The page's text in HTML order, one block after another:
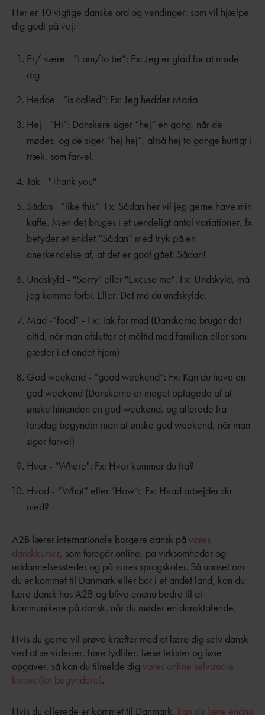
Her er 10 vigtige danske ord og vendinger, som vil hjælpe
dig godt på vej:
Er/ være - “I am/to be”: Fx: Jeg er glad for at møde
dig
Hedde - “is called”: Fx: Jeg hedder Maria
Hej - “Hi”: Danskere siger “hej” en gang, når de
mødes, og de siger “hej hej”, altså hej to gange hurtigt i
træk, som farvel.
Tak - "Thank you"
Sådan - “like this”: Fx: Sådan her vil jeg gerne have min
kaffe. Men det bruges i et uendeligt antal variationer, fx
betyder et enklet “Sådan” med tryk på en
anerkendelse af, at det er godt gået: Sådan!
Undskyld - "Sorry" eller "Excuse me". Fx: Undskyld, må
jeg komme forbi. Eller: Det må du undskylde.
Mad -”food” - Fx: Tak for mad (Danskerne bruger det
altid, når man afslutter et måltid med familien eller som
gæster i et andet hjem)
God weekend - “good weekend”: Fx: Kan du have en
god weekend (Danskerne er meget optagede af at
ønske hinanden en god weekend, og allerede fra
torsdag begynder man at ønske god weekend, når man
siger farvel)
Hvor - "Where": Fx: Hvor kommer du fra?
Hvad - “What” eller "How": Fx: Hvad arbejder du
med?
A2B lærer internationale borgere dansk på vores
danskkurser, som foregår online, på virksomheder og
uddannelsessteder og på vores sprogskoler. Så uanset om
du er kommet til Danmark eller bor i et andet land, kan du
lære dansk hos A2B og blive endnu bedre til at
kommunikere på dansk, når du møder en dansktalende.
Hvis du gerne vil prøve kræfter med at lære dig selv dansk
ved at se videoer, høre lydfiler, læse tekster og løse
opgaver, så kan du tilmelde dig vores online selvstudie
kursus (for begyndere).
Hvis du allerede er kommet til Danmark, kan du lære endnu